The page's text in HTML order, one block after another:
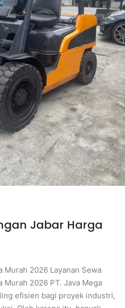
Jabar Harga
Murah 2026 Layanan Sewa
Murah 2026 PT. Java Mega
efisien bagi proyek industri,